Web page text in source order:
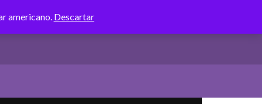
americano. Descartar